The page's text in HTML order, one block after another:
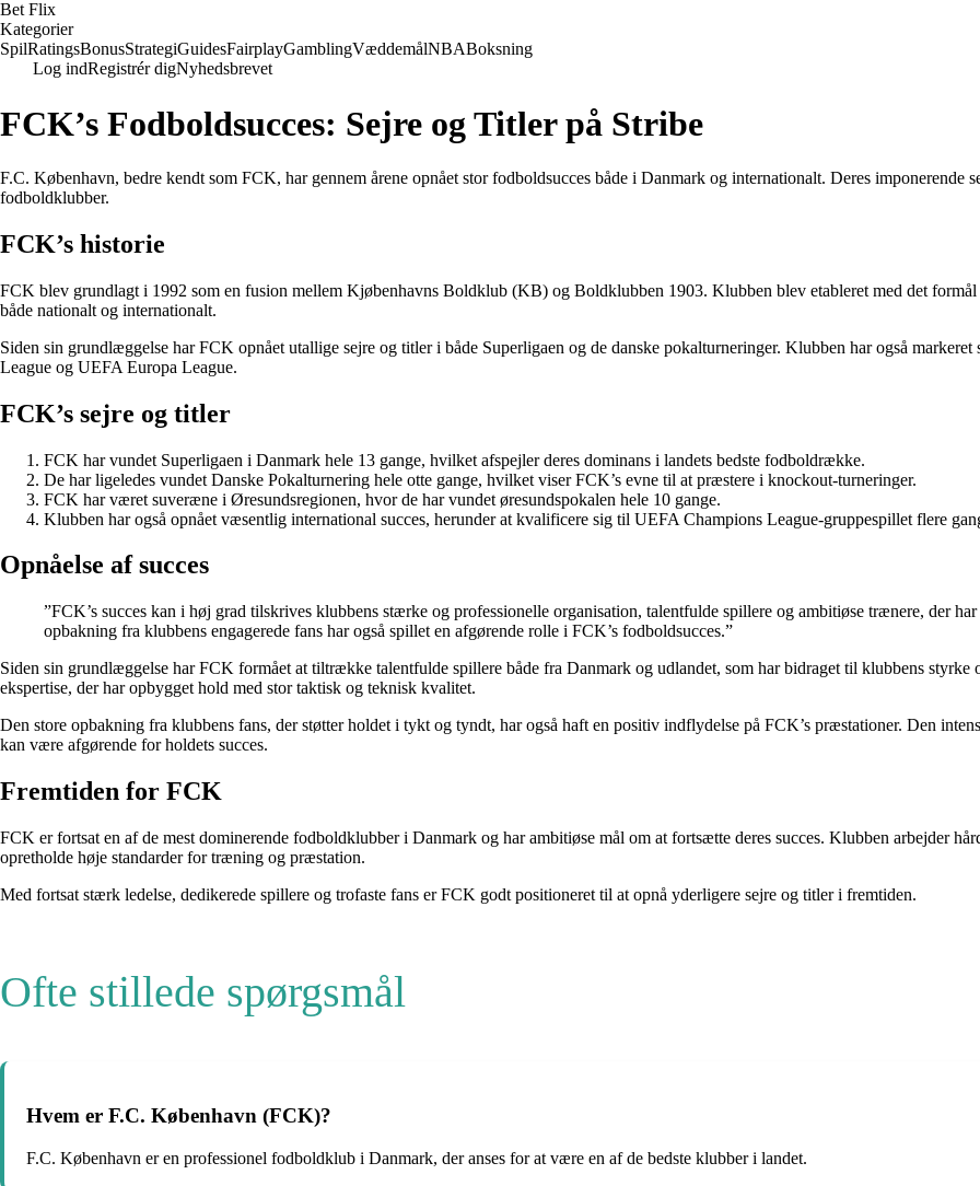
Bet Flix
Kategorier
SpilRatingsBonusStrategiGuidesFairplayGamblingVæddemålNBABoksning
Log indRegistrér digNyhedsbrevet
FCK’s Fodboldsucces: Sejre og Titler på Stribe
F.C. København, bedre kendt som FCK, har gennem årene opnået stor fodboldsucces både i Danmark og internationalt. Deres imponerende
fodboldklubber.
FCK’s historie
FCK blev grundlagt i 1992 som en fusion mellem Kjøbenhavns Boldklub (KB) og Boldklubben 1903. Klubben blev etableret med det
både nationalt og internationalt.
Siden sin grundlæggelse har FCK opnået utallige sejre og titler i både Superligaen og de danske pokalturneringer. Klubben har også
League og UEFA Europa League.
FCK’s sejre og titler
FCK har vundet Superligaen i Danmark hele 13 gange, hvilket afspejler deres dominans i landets bedste fodboldrække.
De har ligeledes vundet Danske Pokalturnering hele otte gange, hvilket viser FCK’s evne til at præstere i knockout-turneringer.
FCK har været suveræne i Øresundsregionen, hvor de har vundet øresundspokalen hele 10 gange.
Klubben har også opnået væsentlig international succes, herunder at kvalificere sig til UEFA Champions League-gruppespillet flere
Opnåelse af succes
”FCK’s succes kan i høj grad tilskrives klubbens stærke og professionelle organisation, talentfulde spillere og ambitiøse trænere, der
opbakning fra klubbens engagerede fans har også spillet en afgørende rolle i FCK’s fodboldsucces.”
Siden sin grundlæggelse har FCK formået at tiltrække talentfulde spillere både fra Danmark og udlandet, som har bidraget til klubbens styrke
ekspertise, der har opbygget hold med stor taktisk og teknisk kvalitet.
Den store opbakning fra klubbens fans, der støtter holdet i tykt og tyndt, har også haft en positiv indflydelse på FCK’s præstationer. Den
kan være afgørende for holdets succes.
Fremtiden for FCK
FCK er fortsat en af de mest dominerende fodboldklubber i Danmark og har ambitiøse mål om at fortsætte deres succes. Klubben arbejder
opretholde høje standarder for træning og præstation.
Med fortsat stærk ledelse, dedikerede spillere og trofaste fans er FCK godt positioneret til at opnå yderligere sejre og titler i fremtiden.
Ofte stillede spørgsmål
Hvem er F.C. København (FCK)?
F.C. København er en professionel fodboldklub i Danmark, der anses for at være en af de bedste klubber i landet.